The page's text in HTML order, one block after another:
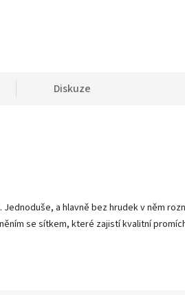
Diskuze
a hlavně bez hrudek v něm
se sítkem, které zajistí kvalitní